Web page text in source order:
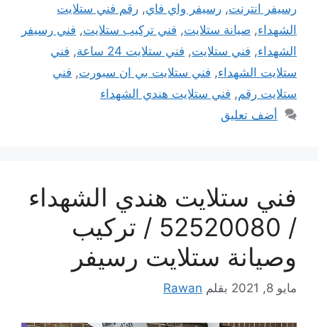
رسيفر انترنت, رسيفر واي فاي, رقم فني ستلايت
الشهداء, صيانة ستلايت, فني تركيب ستلايت, فني رسيفر
الشهداء, فني ستلايت, فني ستلايت 24 ساعة , فني
ستلايت الشهداء, فني ستلايت بي ان سبورت, فني
ستلايت رقم, فني ستلايت هندي الشهداء
أضف تعليق
فني ستلايت هندي الشهداء
/ 52520080 / تركيب
وصيانة ستلايت رسيفر
مايو 8, 2021 بقلم Rawan